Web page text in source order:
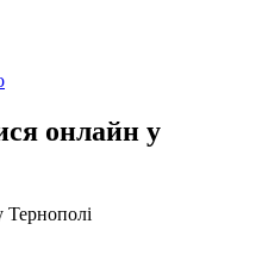
онлайн у